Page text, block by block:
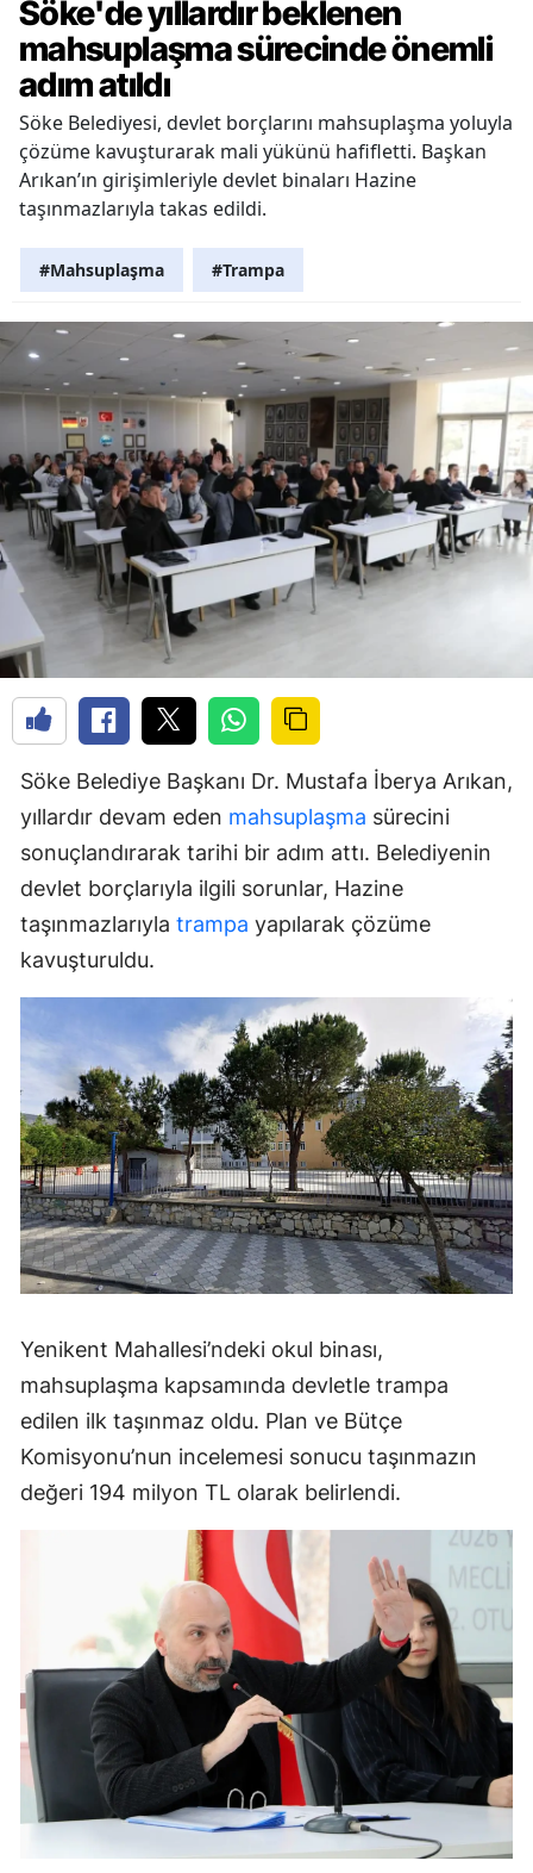
Söke'de yıllardır beklenen
mahsuplaşma sürecinde önemli
adım atıldı
Söke Belediyesi, devlet borçlarını mahsuplaşma yoluyla
çözüme kavuşturarak mali yükünü hafifletti. Başkan
Arıkan’ın girişimleriyle devlet binaları Hazine
taşınmazlarıyla takas edildi.
#Mahsuplaşma #Trampa
Söke Belediye Başkanı Dr. Mustafa İberya Arıkan,
yıllardır devam eden mahsuplaşma sürecini
sonuçlandırarak tarihi bir adım attı. Belediyenin
devlet borçlarıyla ilgili sorunlar, Hazine
taşınmazlarıyla trampa yapılarak çözüme
kavuşturuldu.
Yenikent Mahallesi’ndeki okul binası,
mahsuplaşma kapsamında devletle trampa
edilen ilk taşınmaz oldu. Plan ve Bütçe
Komisyonu’nun incelemesi sonucu taşınmazın
değeri 194 milyon TL olarak belirlendi.